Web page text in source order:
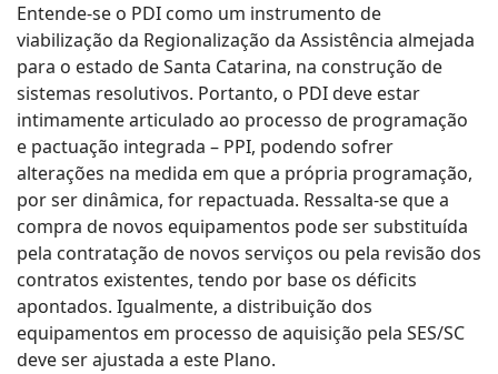
Entende-se o PDI como um instrumento de
viabilização da Regionalização da Assistência almejada
para o estado de Santa Catarina, na construção de
sistemas resolutivos. Portanto, o PDI deve estar
intimamente articulado ao processo de programação
e pactuação integrada – PPI, podendo sofrer
alterações na medida em que a própria programação,
por ser dinâmica, for repactuada. Ressalta-se que a
compra de novos equipamentos pode ser substituída
pela contratação de novos serviços ou pela revisão dos
contratos existentes, tendo por base os déficits
apontados. Igualmente, a distribuição dos
equipamentos em processo de aquisição pela SES/SC
deve ser ajustada a este Plano.